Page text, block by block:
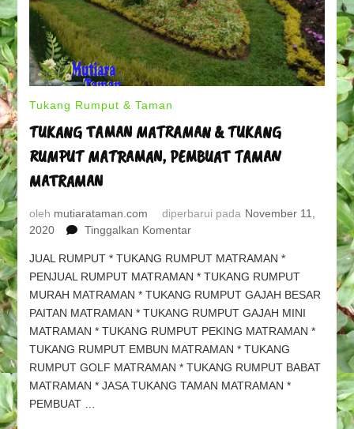
Tukang Rumput & Taman
TUKANG TAMAN MATRAMAN & TUKANG
RUMPUT MATRAMAN, PEMBUAT TAMAN
MATRAMAN
oleh mutiarataman.com diperbarui pada November 11,
2020
Tinggalkan Komentarpada
TAMAN
MATRAMAN
&
TUKANG
RUMPUT
MATRAMAN,
PEMBUAT
TAMAN
JUAL RUMPUT * TUKANG RUMPUT MATRAMAN *
PENJUAL RUMPUT MATRAMAN * TUKANG RUMPUT
MURAH MATRAMAN * TUKANG RUMPUT GAJAH BESAR
PAITAN MATRAMAN * TUKANG RUMPUT GAJAH MINI
MATRAMAN * TUKANG RUMPUT PEKING MATRAMAN *
TUKANG RUMPUT EMBUN MATRAMAN * TUKANG
RUMPUT GOLF MATRAMAN * TUKANG RUMPUT BABAT
MATRAMAN * JASA TUKANG TAMAN MATRAMAN *
PEMBUAT …